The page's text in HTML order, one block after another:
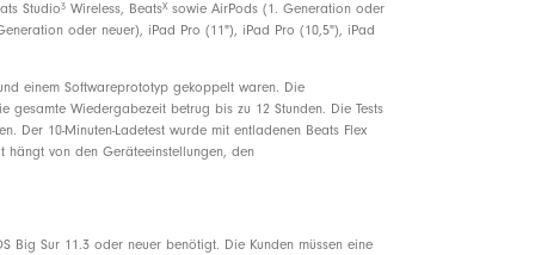
Studio3 Wireless, BeatsX sowie AirPods (1. Generation oder
oder neuer), iPad Pro (11"), iPad Pro (10,5"), iPad
einem Softwareprototyp gekoppelt waren. Die
gesamte Wiedergabezeit betrug bis zu 12 Stunden. Die Tests
10-Minuten-Ladetest wurde mit entladenen Beats Flex
hängt von den Geräteeinstellungen, den
Big Sur 11.3 oder neuer benötigt. Die Kunden müssen eine